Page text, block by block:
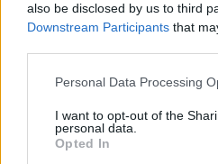
also be disclosed by us to third
Downstream Participants that
Please note that this website/
not limited to your visit or usage
grant or deny consent to Google
use your data for below
Personal Data Processing
I want to opt-out of the
personal data.
Opted In